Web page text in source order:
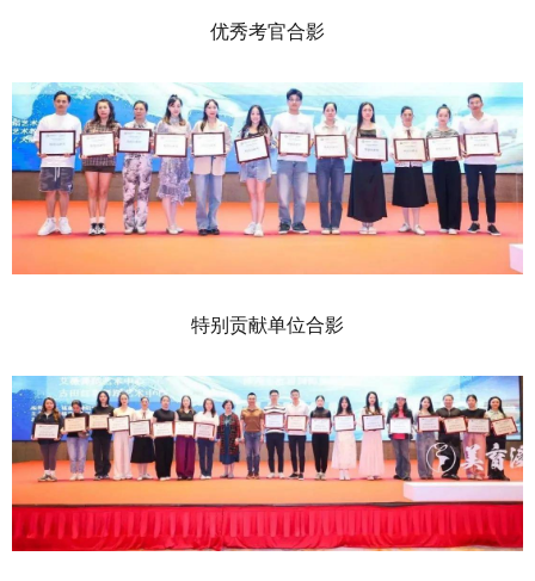
优秀考官合影
特别贡献单位合影